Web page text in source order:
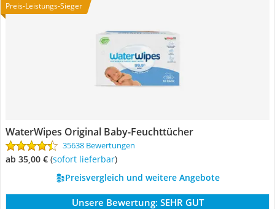
Preis-Leistungs-Sieger
WaterWipes Original Baby-Feuchttücher
35638 Bewertungen
ab 35,00 € ( Sofort lieferbar)
Preisvergleich und weitere Angebote
Unsere Bewertung: SEHR GUT